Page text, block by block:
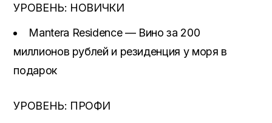
УРОВЕНЬ: НОВИЧКИ
Mantera Residence — Вино за 200
миллионов рублей и резиденция у моря в
подарок
УРОВЕНЬ: ПРОФИ